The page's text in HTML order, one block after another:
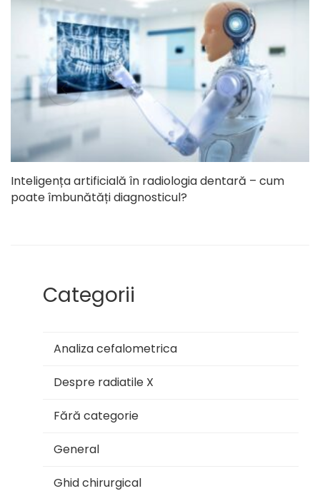
Inteligența artificială în radiologia dentară – cum
poate îmbunătăți diagnosticul?
Categorii
Analiza cefalometrica
Despre radiatile X
Fără categorie
General
Ghid chirurgical